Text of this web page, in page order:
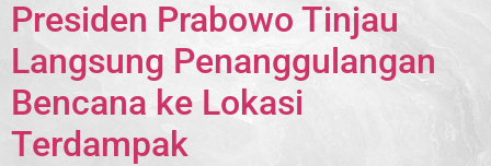
Presiden Prabowo Tinjau
Langsung Penanggulangan
Bencana ke Lokasi
Terdampak